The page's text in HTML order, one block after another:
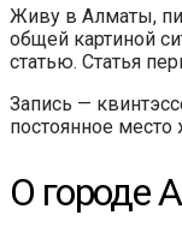
Живу в Алматы,
общей картиной
статью. Статья
Запись —
постоянное место
О городе